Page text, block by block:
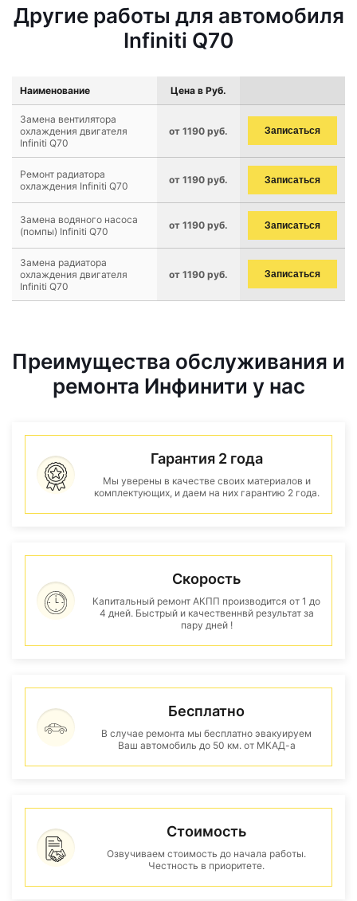
Другие работы для автомобиля
Infiniti Q70
Наименование Цена в Руб.
Замена вентилятора
охлаждения двигателя
Infiniti Q70
от 1190 руб. Записаться
Ремонт радиатора
охлаждения Infiniti Q70
от 1190 руб. Записаться
Замена водяного насоса
(помпы) Infiniti Q70
от 1190 руб. Записаться
Замена радиатора
охлаждения двигателя
Infiniti Q70
от 1190 руб. Записаться
Преимущества обслуживания и
ремонта Инфинити у нас
Гарантия 2 года
Мы уверены в качестве своих материалов и
комплектующих, и даем на них гарантию 2 года.
Скорость
Капитальный ремонт АКПП производится от 1 до
4 дней. Быстрый и качественнвй результат за
пару дней !
Бесплатно
В случае ремонта мы бесплатно эвакуируем
Ваш автомобиль до 50 км. от МКАД-а
Стоимость
Озвучиваем стоимость до начала работы.
Честность в приоритете.